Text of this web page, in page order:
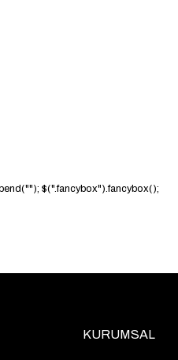
"); $(".fancybox").fancybox();
KURUMSAL